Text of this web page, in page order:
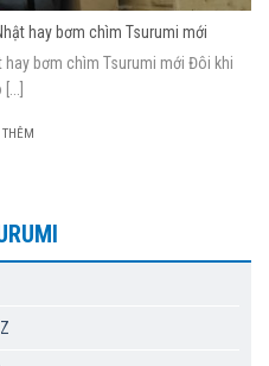
hay bơm chìm Tsurumi mới
bơm chìm Tsurumi mới Đôi khi